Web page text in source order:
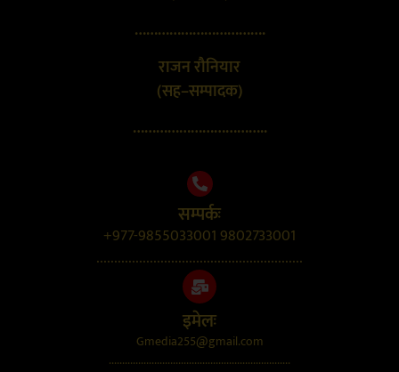
…………………………….
राजन रौनियार
(सह–सम्पादक)
……………………………..
सम्पर्कः
+977-9855033001 9802733001
..........................................................
इमेलः
Gmedia255@gmail.com
....................................................................